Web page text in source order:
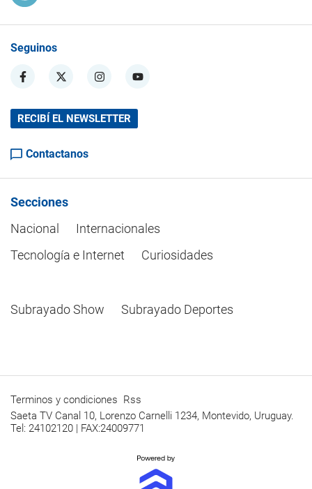
Seguinos
RECIBÍ EL NEWSLETTER
Contactanos
Secciones
Nacional
Internacionales
Tecnología e Internet
Curiosidades
Subrayado Show Subrayado Deportes
Terminos y condiciones Rss
Saeta TV Canal 10, Lorenzo Carnelli 1234, Montevido, Uruguay.
Tel: 24102120 | FAX:24009771